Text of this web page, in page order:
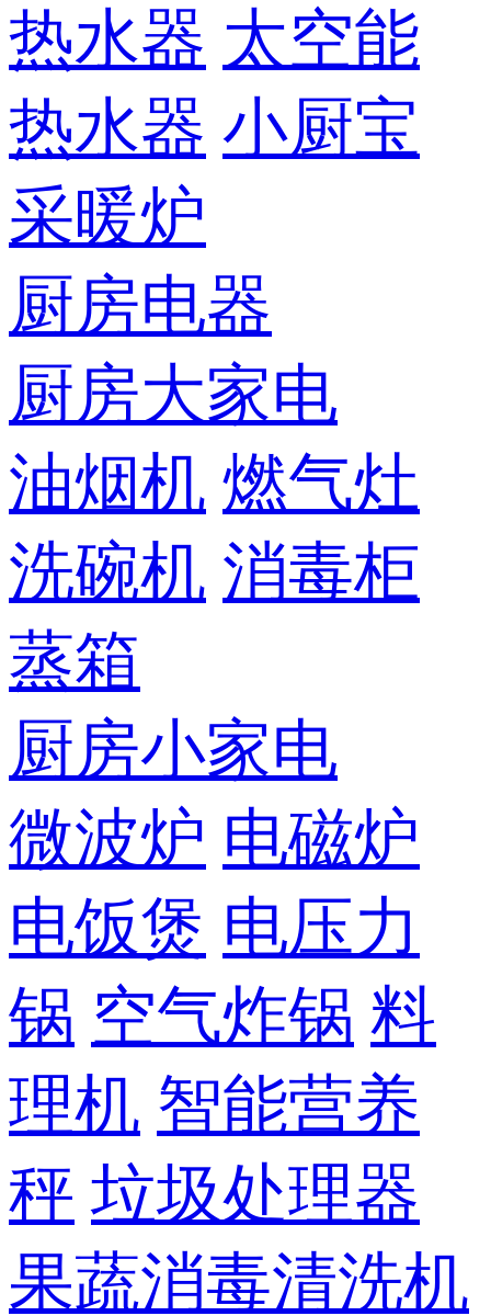
热水器 太空能
热水器 小厨宝
采暖炉
厨房电器
厨房大家电
油烟机 燃气灶
洗碗机 消毒柜
蒸箱
厨房小家电
微波炉 电磁炉
电饭煲 电压力
锅 空气炸锅 料
理机 智能营养
秤 垃圾处理器
果蔬消毒清洗机